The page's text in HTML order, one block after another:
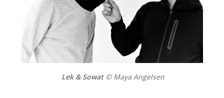
Lek & Sowat© Maya Angelsen